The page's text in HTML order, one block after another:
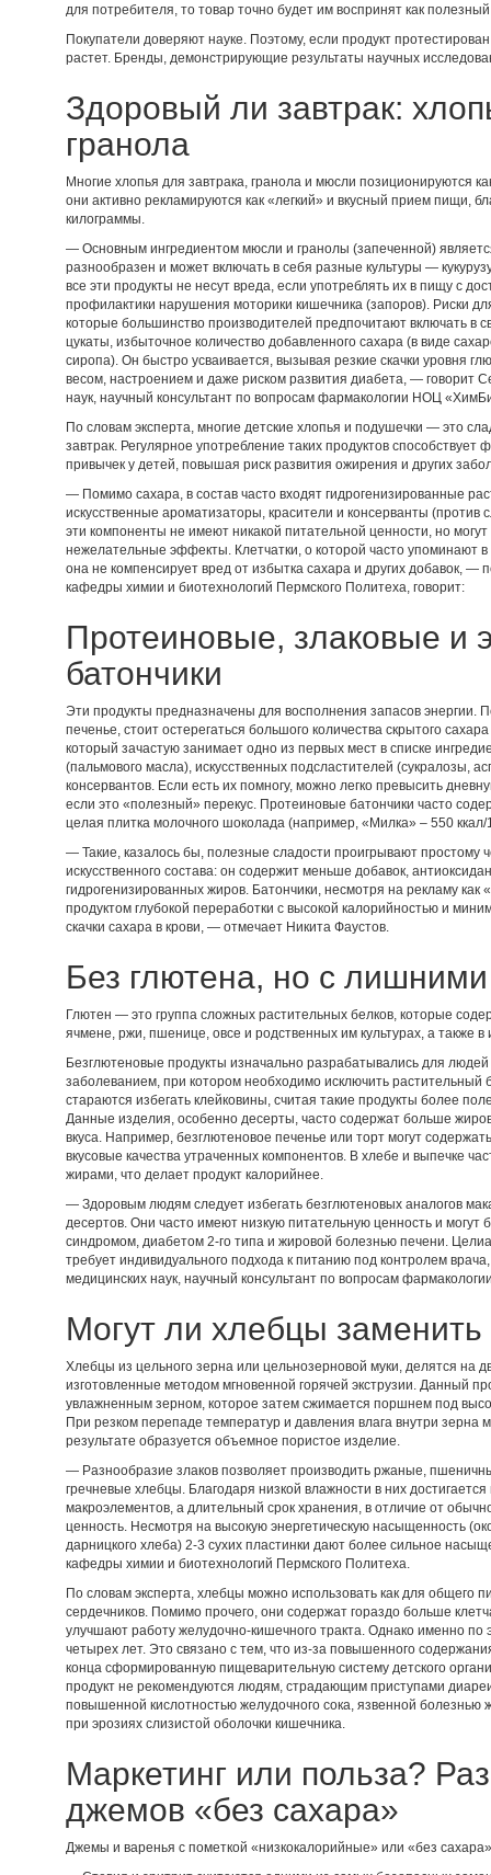
для потребителя, то товар точно будет им воспринят как
Покупатели доверяют науке. Поэтому, если продукт
растет. Бренды, демонстрирующие результаты научных
Здоровый ли завтрак:
гранола
Многие хлопья для завтрака, гранола и мюсли позиционируются
они активно рекламируются как «легкий» и вкусный прием пищи,
килограммы.
— Основным ингредиентом мюсли и гранолы (запеченной)
разнообразен и может включать в себя разные культуры —
все эти продукты не несут вреда, если употреблять их в пищу с
профилактики нарушения моторики кишечника (запоров). Риски
которые большинство производителей предпочитают включать в
цукаты, избыточное количество добавленного сахара (в виде
сиропа). Он быстро усваивается, вызывая резкие скачки уровня
весом, настроением и даже риском развития диабета, — говорит
наук, научный консультант по вопросам фармакологии НОЦ
По словам эксперта, многие детские хлопья и подушечки — это
завтрак. Регулярное употребление таких продуктов
привычек у детей, повышая риск развития ожирения и других
— Помимо сахара, в состав часто входят гидрогенизированные
искусственные ароматизаторы, красители и консерванты (против
эти компоненты не имеют никакой питательной ценности, но
нежелательные эффекты. Клетчатки, о которой часто упоминают
она не компенсирует вред от избытка сахара и других добавок, —
кафедры химии и биотехнологий Пермского Политеха, говорит:
Протеиновые, злаковые и
батончики
Эти продукты предназначены для восполнения запасов энергии.
печенье, стоит остерегаться большого количества скрытого
который зачастую занимает одно из первых мест в списке
(пальмового масла), искусственных подсластителей (сукралозы,
консервантов. Если есть их помногу, можно легко превысить
если это «полезный» перекус. Протеиновые батончики часто
целая плитка молочного шоколада (например, «Милка» – 550 ккал/
— Такие, казалось бы, полезные сладости проигрывают простому
искусственного состава: он содержит меньше добавок,
гидрогенизированных жиров. Батончики, несмотря на рекламу как
продуктом глубокой переработки с высокой калорийностью и
скачки сахара в крови, — отмечает Никита Фаустов.
Без глютена, но с
Глютен — это группа сложных растительных белков, которые
ячмене, ржи, пшенице, овсе и родственных им культурах, а также
Безглютеновые продукты изначально разрабатывались для
заболеванием, при котором необходимо исключить
стараются избегать клейковины, считая такие продукты более
Данные изделия, особенно десерты, часто содержат больше
вкуса. Например, безглютеновое печенье или торт могут
вкусовые качества утраченных компонентов. В хлебе и выпечке
жирами, что делает продукт калорийнее.
— Здоровым людям следует избегать безглютеновых аналогов
десертов. Они часто имеют низкую питательную ценность и
синдромом, диабетом 2-го типа и жировой болезнью печени.
требует индивидуального подхода к питанию под контролем
медицинских наук, научный консультант по вопросам
Могут ли хлебцы заменить
Хлебцы из цельного зерна или цельнозерновой муки, делятся на
изготовленные методом мгновенной горячей экструзии. Данный
увлажненным зерном, которое затем сжимается поршнем под
При резком перепаде температур и давления влага внутри зерна
результате образуется объемное пористое изделие.
— Разнообразие злаков позволяет производить ржаные,
гречневые хлебцы. Благодаря низкой влажности в них
макроэлементов, а длительный срок хранения, в отличие от
ценность. Несмотря на высокую энергетическую насыщенность
дарницкого хлеба) 2-3 сухих пластинки дают более сильное
кафедры химии и биотехнологий Пермского Политеха.
По словам эксперта, хлебцы можно использовать как для общего
сердечников. Помимо прочего, они содержат гораздо больше
улучшают работу желудочно-кишечного тракта. Однако именно по
четырех лет. Это связано с тем, что из-за повышенного
конца сформированную пищеварительную систему детского
продукт не рекомендуются людям, страдающим приступами
повышенной кислотностью желудочного сока, язвенной болезнью
при эрозиях слизистой оболочки кишечника.
Маркетинг или польза?
джемов «без сахара»
Джемы и варенья с пометкой «низкокалорийные» или «без